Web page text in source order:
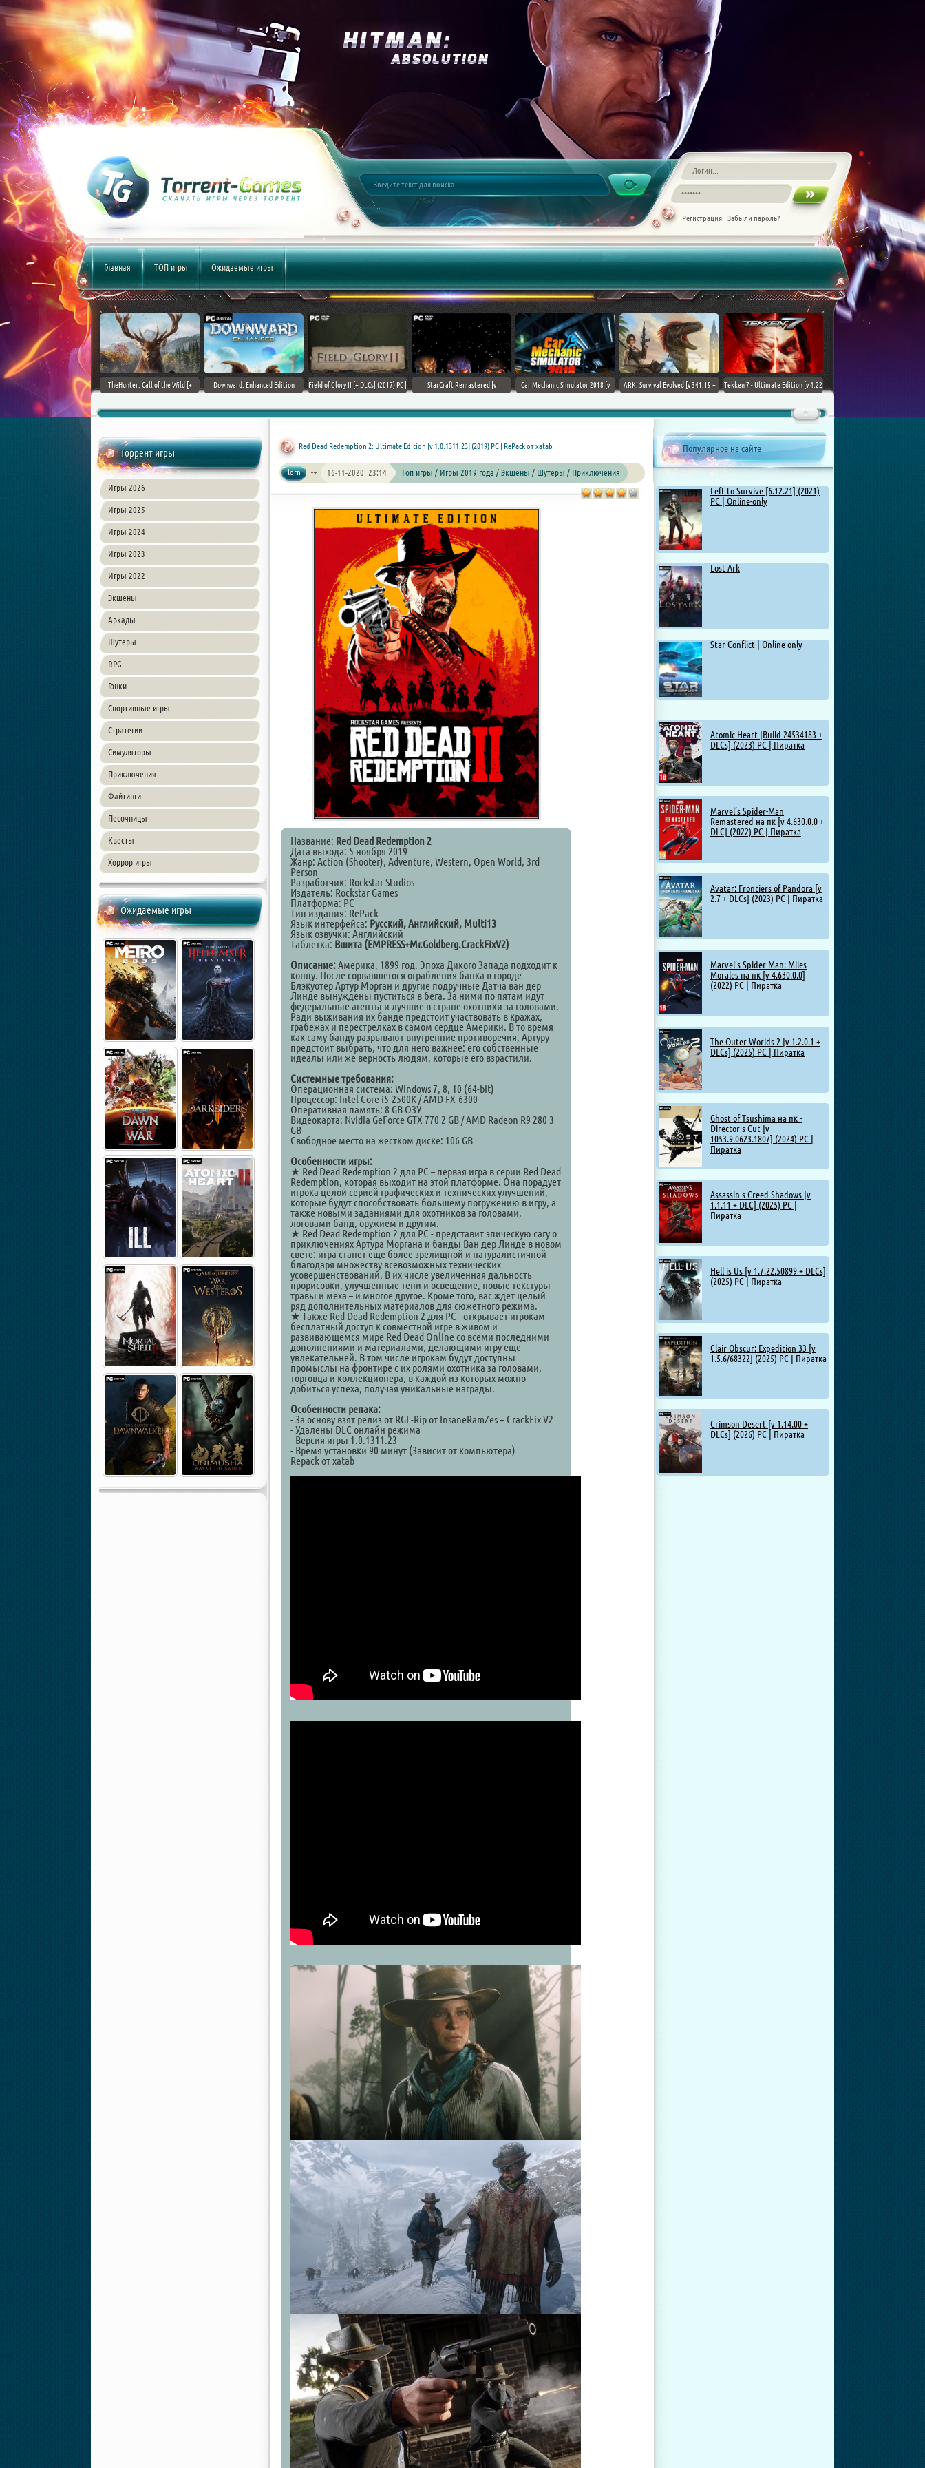
Регистрация Забыли пароль?
Главная ТОП игры Ожидаемые игры
World [v 1.11.4 + DLCs] (2017)
PC | Лицензия
TheHunter: Call of the Wild [+
Downward: Enhanced Edition
Field of Glory II [+ DLCs] (2017) PC |
StarCraft Remastered [v
Car Mechanic Simulator 2018 [v
ARK: Survival Evolved [v 341.19 +
Tekken 7 - Ultimate Edition [v 4.22
Chovka
Торрент игры
Игры 2026
Игры 2025
Игры 2024
Игры 2023
Игры 2022
Экшены
Аркады
Шутеры
RPG
Гонки
Спортивные игры
Стратегии
Симуляторы
Приключения
Файтинги
Песочницы
Квесты
Хоррор игры
Ожидаемые игры
Популярное на сайте
Left to Survive [6.12.21] (2021)
PC | Online-only
Lost Ark
Star Conflict | Online-only
Atomic Heart [Build 24534183 +
DLCs] (2023) PC | Пиратка
Marvel’s Spider-Man
Remastered на пк [v 4.630.0.0 +
DLC] (2022) PC | Пиратка
Avatar: Frontiers of Pandora [v
2.7 + DLCs] (2023) PC | Пиратка
Marvel’s Spider-Man: Miles
Morales на пк [v 4.630.0.0]
(2022) PC | Пиратка
The Outer Worlds 2 [v 1.2.0.1 +
DLCs] (2025) PC | Пиратка
Ghost of Tsushima на пк -
Director's Cut [v
1053.9.0623.1807] (2024) PC |
Пиратка
Assassin's Creed Shadows [v
1.1.11 + DLC] (2025) PC |
Пиратка
Hell is Us [v 1.7.22.50899 + DLCs]
(2025) PC | Пиратка
Clair Obscur: Expedition 33 [v
1.5.6/68322] (2025) PC | Пиратка
Crimson Desert [v 1.14.00 +
DLCs] (2026) PC | Пиратка
Red Dead Redemption 2: Ultimate Edition [v 1.0.1311.23] (2019) PC | RePack от xatab
lorn 16-11-2020, 23:14 Топ игры / Игры 2019 года / Экшены / Шутеры / Приключения
Название: Red Dead Redemption 2
Дата выхода: 5 ноября 2019
Жанр: Action (Shooter), Adventure, Western, Open World, 3rd
Person
Разработчик: Rockstar Studios
Издатель: Rockstar Games
Платформа: PC
Тип издания: RePack
Язык интерфейса: Русский, Английский, Multi13
Язык озвучки: Английский
Таблетка: Вшита (EMPRESS+Mr.Goldberg.CrackFixV2)
Описание:Америка, 1899 год. Эпоха Дикого Запада подходит к
концу. После сорвавшегося ограбления банка в городе
Блэкуотер Артур Морган и другие подручные Датча ван дер
Линде вынуждены пуститься в бега. За ними по пятам идут
федеральные агенты и лучшие в стране охотники за головами.
Ради выживания их банде предстоит участвовать в кражах,
грабежах и перестрелках в самом сердце Америки. В то время
как саму банду разрывают внутренние противоречия, Артуру
предстоит выбрать, что для него важнее: его собственные
идеалы или же верность людям, которые его взрастили.
Системные требования:
Операционная система: Windows 7, 8, 10 (64-bit)
Процессор: Intel Core i5-2500K / AMD FX-6300
Оперативная память: 8 GB ОЗУ
Видеокарта: Nvidia GeForce GTX 770 2 GB / AMD Radeon R9 280 3
GB
Свободное место на жестком диске: 106 GB
Особенности игры:
★ Red Dead Redemption 2 для PC – первая игра в серии Red Dead
Redemption, которая выходит на этой платформе. Она порадует
игрока целой серией графических и технических улучшений,
которые будут способствовать большему погружению в игру, а
также новыми заданиями для охотников за головами,
логовами банд, оружием и другим.
★ Red Dead Redemption 2 для PC - представит эпическую сагу о
приключениях Артура Моргана и банды Ван дер Линде в новом
свете: игра станет еще более зрелищной и натуралистичной
благодаря множеству всевозможных технических
усовершенствований. В их числе увеличенная дальность
прорисовки, улучшенные тени и освещение, новые текстуры
травы и меха – и многое другое. Кроме того, вас ждет целый
ряд дополнительных материалов для сюжетного режима.
★ Также Red Dead Redemption 2 для PC - открывает игрокам
бесплатный доступ к совместной игре в живом и
развивающемся мире Red Dead Online со всеми последними
дополнениями и материалами, делающими игру еще
увлекательней. В том числе игрокам будут доступны
промыслы на фронтире с их ролями охотника за головами,
торговца и коллекционера, в каждой из которых можно
добиться успеха, получая уникальные награды.
Особенности репака:
- За основу взят релиз от RGL-Rip от InsaneRamZes + CrackFix V2
- Удалены DLC онлайн режима
- Версия игры 1.0.1311.23
- Время установки 90 минут (Зависит от компьютера)
Repack от xatab